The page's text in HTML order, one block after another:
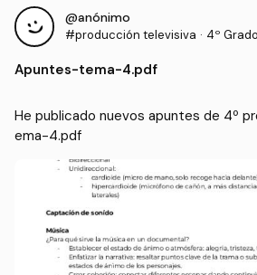
@anónimo
#producción televisiva · 4º
Apuntes-tema-4.pdf
He publicado nuevos apuntes de 4º
ema-4.pdf